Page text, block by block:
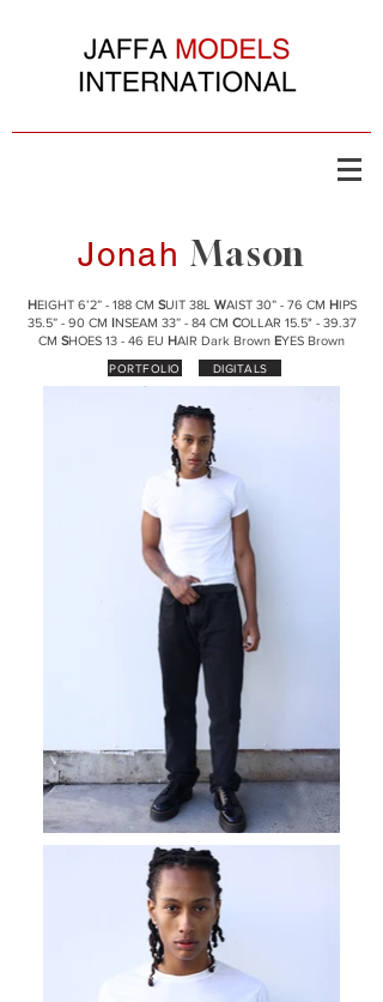
Jonah Mason
HEIGHT 6’2” - 188 CM SUIT 38L WAIST 30” - 76 CM HIPS
35.5” - 90 CM INSEAM 33” - 84 CM COLLAR 15.5" - 39.37
CM SHOES 13 - 46 EU HAIR Dark Brown EYES Brown
PORTFOLIO DIGITALS